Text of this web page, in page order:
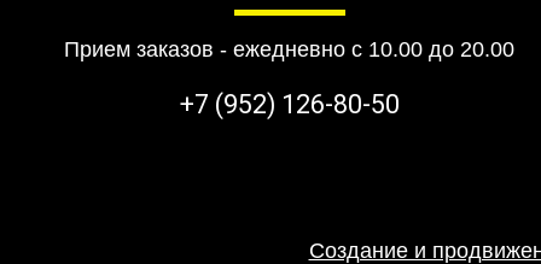
Прием заказов - ежедневно с 10.00 до 20.00
+7 (952) 126-80-50
Создание и